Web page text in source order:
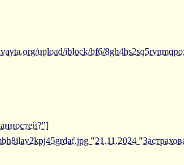
upload/iblock/bf6/
"21.11.2024